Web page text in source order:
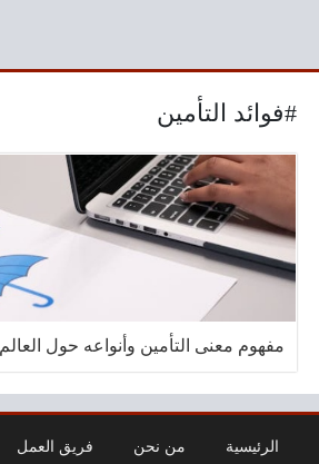
#فوائد التأمين
مفهوم معنى التأمين وأنواعه حول العالم
الرئيسية من نحن فريق العمل